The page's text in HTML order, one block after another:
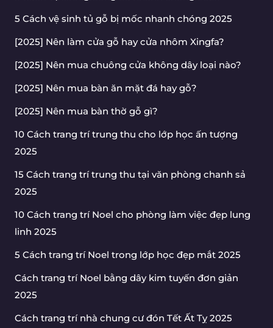
5 Cách vệ sinh tủ gỗ bị mốc nhanh chóng 2025
[2025] Nên làm cửa gỗ hay cửa nhôm Xingfa?
[2025] Nên mua chuông cửa không dây loại nào?
[2025] Nên mua bàn ăn mặt đá hay gỗ?
[2025] Nên mua bàn thờ gỗ gì?
10 Cách trang trí trung thu cho lớp học ấn tượng
2025
15 Cách trang trí trung thu tại văn phòng chanh sả
2025
10 Cách trang trí Noel cho phòng làm việc đẹp lung
linh 2025
5 Cách trang trí Noel trong lớp học đẹp mắt 2025
Cách trang trí Noel bằng dây kim tuyến đơn giản
2025
Cách trang trí nhà chung cư đón Tết Ất Tỵ 2025